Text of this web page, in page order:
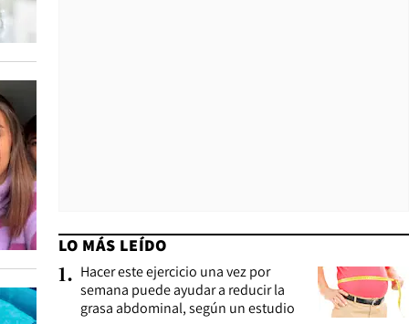
LO MÁS LEÍDO
1. Hacer este ejercicio una vez por
semana puede ayudar a reducir la
grasa abdominal, según un estudio